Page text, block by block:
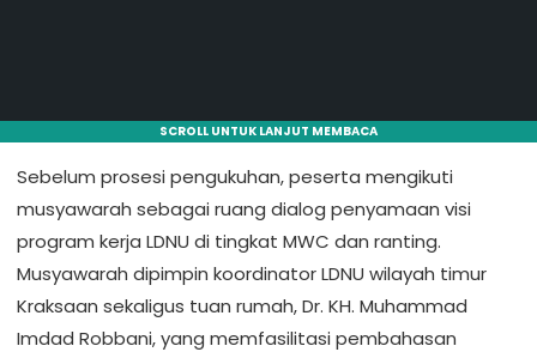
SCROLL UNTUK LANJUT MEMBACA
Sebelum prosesi pengukuhan, peserta mengikuti
musyawarah sebagai ruang dialog penyamaan visi
program kerja LDNU di tingkat MWC dan ranting.
Musyawarah dipimpin koordinator LDNU wilayah timur
Kraksaan sekaligus tuan rumah, Dr. KH. Muhammad
Imdad Robbani, yang memfasilitasi pembahasan